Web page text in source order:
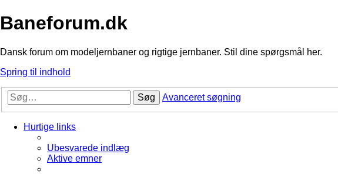
Baneforum.dk
Dansk forum om modeljernbaner og rigtige jernbaner. Stil dine spørgsmål her.
Spring til indhold
Søg Avanceret søgning
Hurtige links
Ubesvarede indlæg
Aktive emner